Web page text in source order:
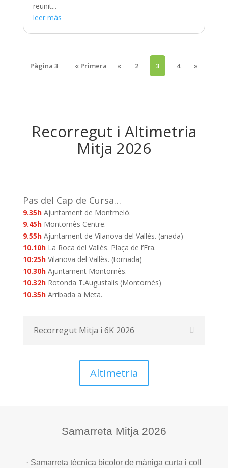
reunit...
leer más
Pàgina 3 « Primera « 2 3 4 »
Recorregut i Altimetria
Mitja 2026
Pas del Cap de Cursa…
9.35h Ajuntament de Montmeló.
9.45h Montornès Centre.
9.55h Ajuntament de Vilanova del Vallès. (anada)
10.10h La Roca del Vallès. Plaça de l’Era.
10:25h Vilanova del Vallès. (tornada)
10.30h Ajuntament Montornès.
10.32h Rotonda T.Augustalis (Montornès)
10.35h Arribada a Meta.
Recorregut Mitja i 6K 2026
Altimetria
Samarreta Mitja 2026
· Samarreta tècnica bicolor de màniga curta i coll